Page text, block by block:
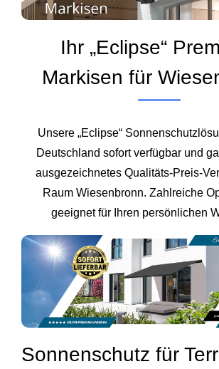
Ihr „Eclipse“
Markisen für
Unsere „Eclipse“
Deutschland sofort verfügbar und
ausgezeichnetes Qualitäts-Preis-
Raum Wiesenbronn. Zahlreiche
geeignet für Ihren persönlichen
Sonnenschutz für